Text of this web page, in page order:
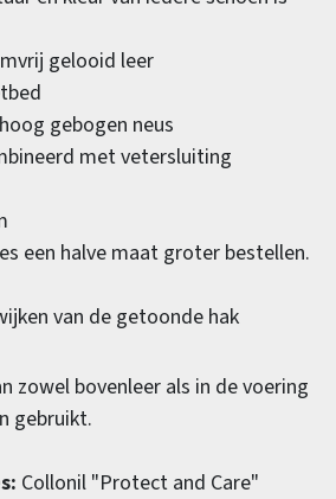
gelooid leer
gebogen neus
met vetersluiting
een halve maat groter bestellen.
van de getoonde hak
zowel bovenleer als in de voering
gebruikt.
Collonil "Protect and Care"